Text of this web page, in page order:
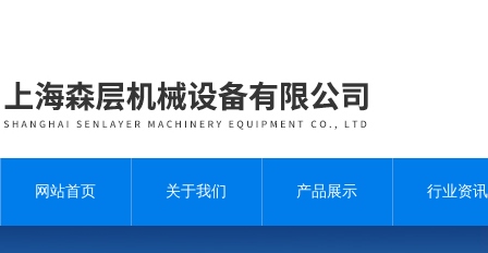
网站首页 关于我们 产品展示 行业资讯